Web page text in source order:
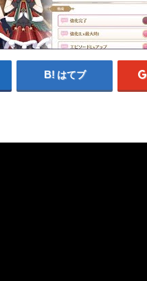
はてブ